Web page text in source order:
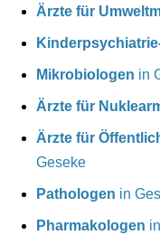
Ärzte für
Mikrobiologen in
Ärzte für
Ärzte für
Geseke
Pathologen in
Pharmakologen